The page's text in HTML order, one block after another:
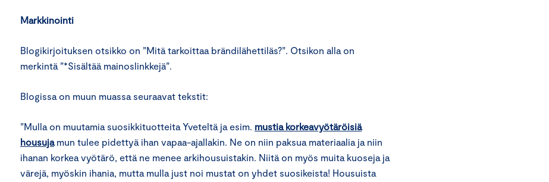
Markkinointi
Blogikirjoituksen otsikko on ”Mitä tarkoittaa brändilähettiläs?”. Otsikon alla on
merkintä ”*Sisältää mainoslinkkejä”.
Blogissa on muun muassa seuraavat tekstit:
”Mulla on muutamia suosikkituotteita Yveteltä ja esim. mustia korkeavyötäröisiä
housujamun tulee pidettyä ihan vapaa-ajallakin. Ne on niin paksua materiaalia ja niin
ihanan korkea vyötärö, että ne menee arkihousuistakin. Niitä on myös muita kuoseja ja
värejä, myöskin ihania, mutta mulla just noi mustat on yhdet suosikeista! Housuista